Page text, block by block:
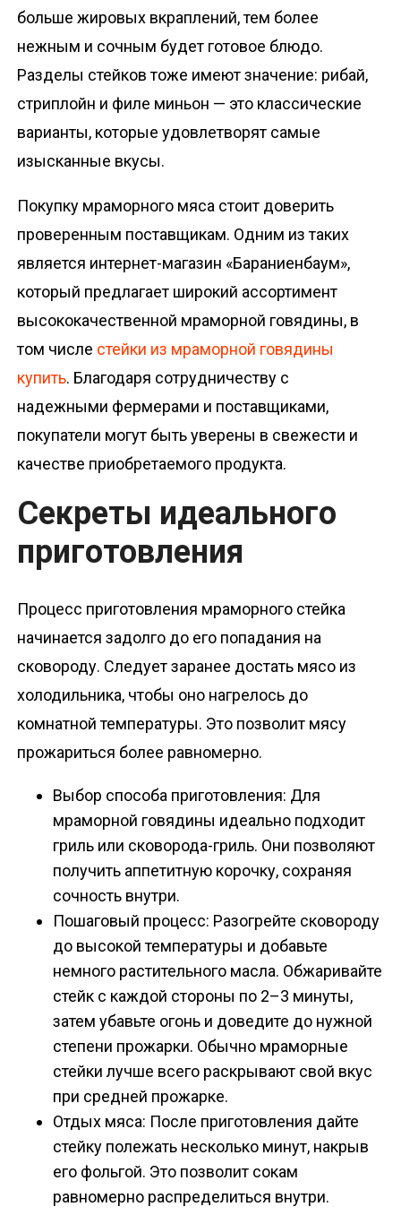
больше жировых вкраплений, тем более
нежным и сочным будет готовое блюдо.
Разделы стейков тоже имеют значение: рибай,
стриплойн и филе миньон — это классические
варианты, которые удовлетворят самые
изысканные вкусы.
Покупку мраморного мяса стоит доверить
проверенным поставщикам. Одним из таких
является интернет-магазин «Бараниенбаум»,
который предлагает широкий ассортимент
высококачественной мраморной говядины, в
том числе стейки из мраморной говядины
купить. Благодаря сотрудничеству с
надежными фермерами и поставщиками,
покупатели могут быть уверены в свежести и
качестве приобретаемого продукта.
Секреты идеального
приготовления
Процесс приготовления мраморного стейка
начинается задолго до его попадания на
сковороду. Следует заранее достать мясо из
холодильника, чтобы оно нагрелось до
комнатной температуры. Это позволит мясу
прожариться более равномерно.
Выбор способа приготовления: Для
мраморной говядины идеально подходит
гриль или сковорода-гриль. Они позволяют
получить аппетитную корочку, сохраняя
сочность внутри.
Пошаговый процесс: Разогрейте сковороду
до высокой температуры и добавьте
немного растительного масла. Обжаривайте
стейк с каждой стороны по 2–3 минуты,
затем убавьте огонь и доведите до нужной
степени прожарки. Обычно мраморные
стейки лучше всего раскрывают свой вкус
при средней прожарке.
Отдых мяса: После приготовления дайте
стейку полежать несколько минут, накрыв
его фольгой. Это позволит сокам
равномерно распределиться внутри.